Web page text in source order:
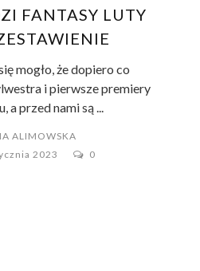
FANTASY LUTY
mogło, że dopiero co
i pierwsze premiery
a przed nami są ...
ALIMOWSKA
2023
0